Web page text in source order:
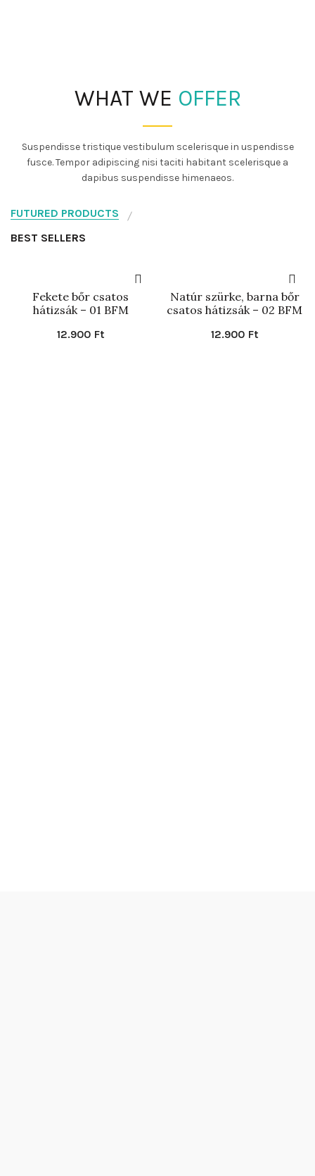
WHAT WE OFFER
Suspendisse tristique vestibulum scelerisque in uspendisse
fusce. Tempor adipiscing nisi taciti habitant scelerisque a
dapibus suspendisse himenaeos.
FUTURED PRODUCTS
BEST SELLERS
Fekete bőr csatos
hátizsák – 01 BFM
12.900 Ft
Natúr szürke, barna bőr
csatos hátizsák – 02 BFM
12.900 Ft